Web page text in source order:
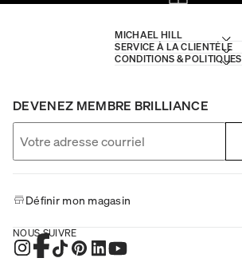
MICHAEL HILL
SERVICE À LA CLIENTÈLE
CONDITIONS & POLITIQUES
DEVENEZ MEMBRE BRILLIANCE
Définir mon magasin
NOUS SUIVRE